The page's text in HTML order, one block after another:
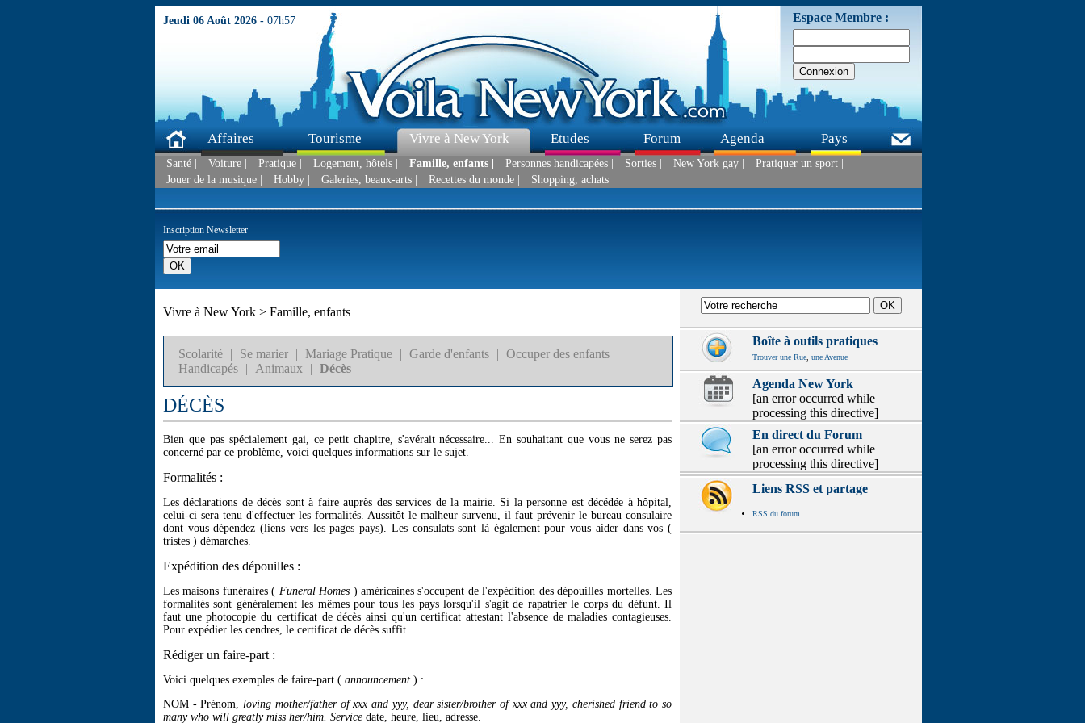
Jeudi 06 Août 2026 - 07h57 Espace Membre :
Affaires Tourisme Vivre à New York
Santé | Voiture | Pratique | Logement, hôtels | Famille, enfants | Personnes handicapées | Sorties | New York gay |
Pratiquer un sport |
Jouer de la musique |
Hobby | Galeries, beaux-arts | Recettes du monde | Shopping, achats
Etudes Forum Agenda Pays
Inscription Newsletter
Vivre à New York > Famille, enfants
Scolarité | Se marier | Mariage Pratique | Garde d'enfants | Occuper des enfants
|
Handicapés
| Animaux | Décès
DÉCÈS
Bien que pas spécialement gai, ce petit chapitre, s'avérait nécessaire... En souhaitant que vous ne serez pas
concerné par ce problème, voici quelques informations sur le sujet.
Formalités :
Les déclarations de décès sont à faire auprès des services de la mairie. Si la personne est décédée à hôpital,
celui-ci sera tenu d'effectuer les formalités. Aussitôt le malheur survenu, il faut prévenir le bureau consulaire
dont vous dépendez (liens vers les pages pays). Les consulats sont là également pour vous aider dans vos (
tristes ) démarches.
Expédition des dépouilles :
Les maisons funéraires ( Funeral Homes ) américaines s'occupent de l'expédition des dépouilles mortelles. Les
formalités sont généralement les mêmes pour tous les pays lorsqu'il s'agit de rapatrier le corps du défunt. Il
faut une photocopie du certificat de décès ainsi qu'un certificat attestant l'absence de maladies contagieuses.
Pour expédier les cendres, le certificat de décès suffit.
Rédiger un faire-part :
Voici quelques exemples de faire-part ( announcement ) :
NOM - Prénom,loving mother/father of xxx and yyy, dear sister/brother of xxx and yyy, cherished friend to so
many who will greatly miss her/him. Service date, heure, lieu, adresse.
Boîte à outils pratiques
Trouver une Rue une Avenue
Agenda New York
[an error occurred while
processing this directive]
En direct du Forum
[an error occurred while
processing this directive]
Liens RSS et partage
RSS du forum